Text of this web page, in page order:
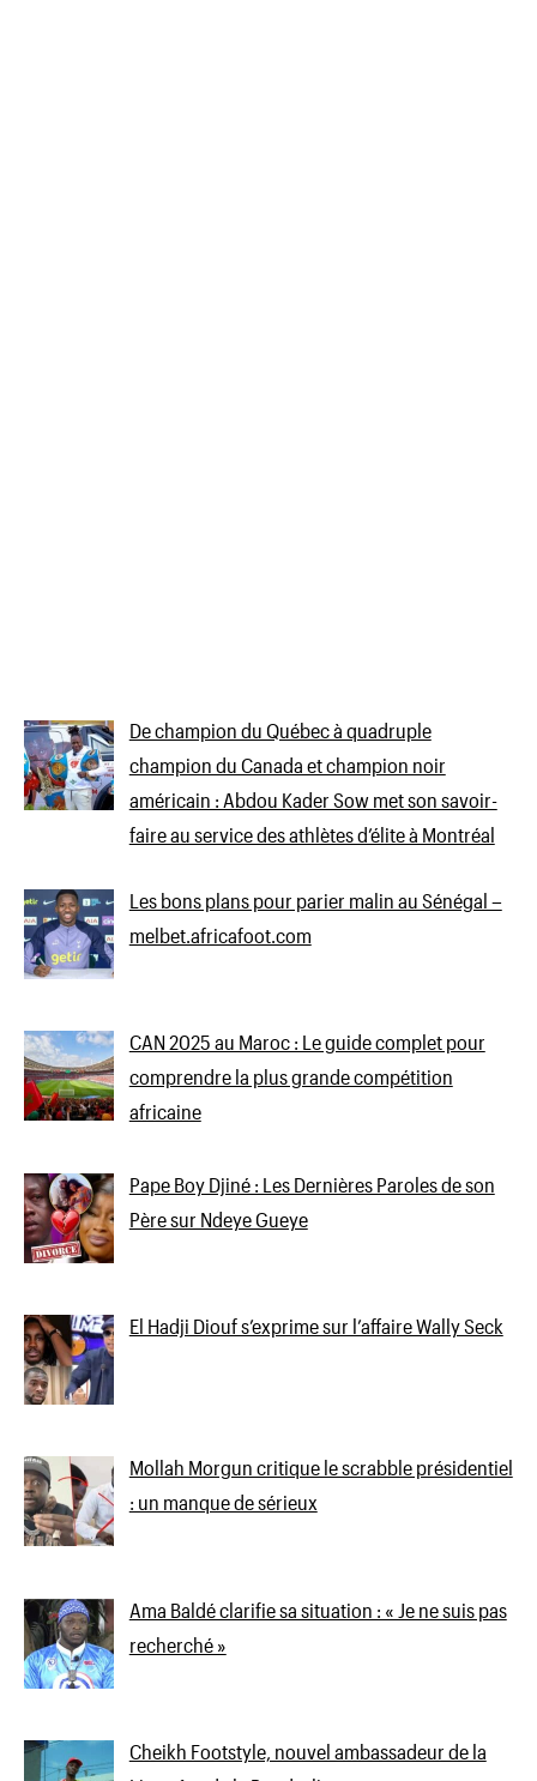
De champion du Québec à quadruple
champion du Canada et champion noir
américain : Abdou Kader Sow met son savoir-
faire au service des athlètes d’élite à Montréal
Les bons plans pour parier malin au Sénégal –
melbet.africafoot.com
CAN 2025 au Maroc : Le guide complet pour
comprendre la plus grande compétition
africaine
Pape Boy Djiné : Les Dernières Paroles de son
Père sur Ndeye Gueye
El Hadji Diouf s’exprime sur l’affaire Wally Seck
Mollah Morgun critique le scrabble présidentiel
: un manque de sérieux
Ama Baldé clarifie sa situation : « Je ne suis pas
recherché »
Cheikh Footstyle, nouvel ambassadeur de la